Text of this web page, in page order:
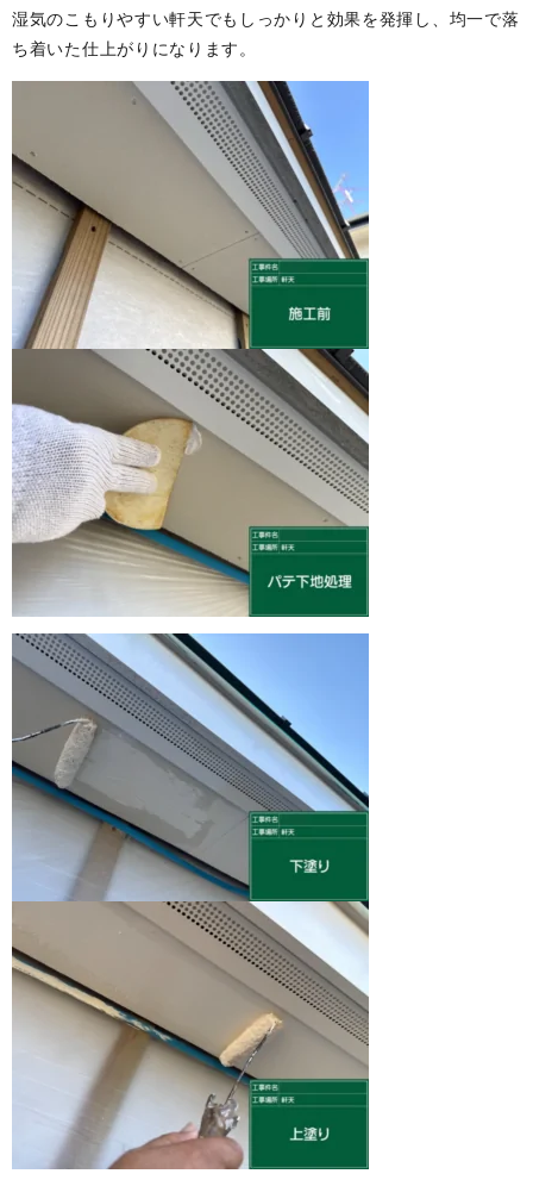
湿気のこもりやすい軒天でもしっかりと効果を発揮し、均一で落
ち着いた仕上がりになります。